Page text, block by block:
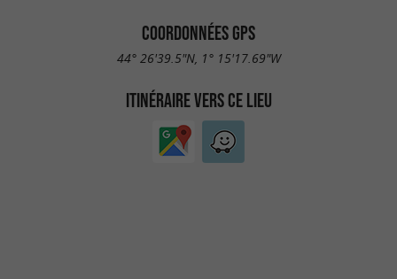
COORDONNÉES GPS
44° 26'39.5"N, 1° 15'17.69"W
ITINÉRAIRE VERS CE LIEU